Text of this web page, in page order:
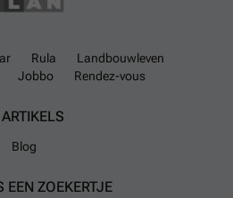
Rula
Landbouwleven
Jobbo Rendez-vous
ARTIKELS
Blog
EEN ZOEKERTJE